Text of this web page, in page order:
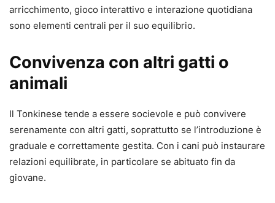
arricchimento, gioco interattivo e interazione quotidiana
sono elementi centrali per il suo equilibrio.
Convivenza con altri gatti o
animali
Il Tonkinese tende a essere socievole e può convivere
serenamente con altri gatti, soprattutto se l’introduzione è
graduale e correttamente gestita. Con i cani può instaurare
relazioni equilibrate, in particolare se abituato fin da
giovane.